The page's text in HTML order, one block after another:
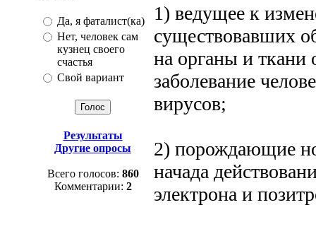
Да, я фаталист(ка)
Нет, человек сам
кузнец своего
счастья
Свой вариант
Результаты
Другие опросы
Всего голосов: 860
Комментарии: 2
1) ведущее к
существовавших
на органы и ткани
заболевание
вирусов;
2) порождающие
начада
электрона и